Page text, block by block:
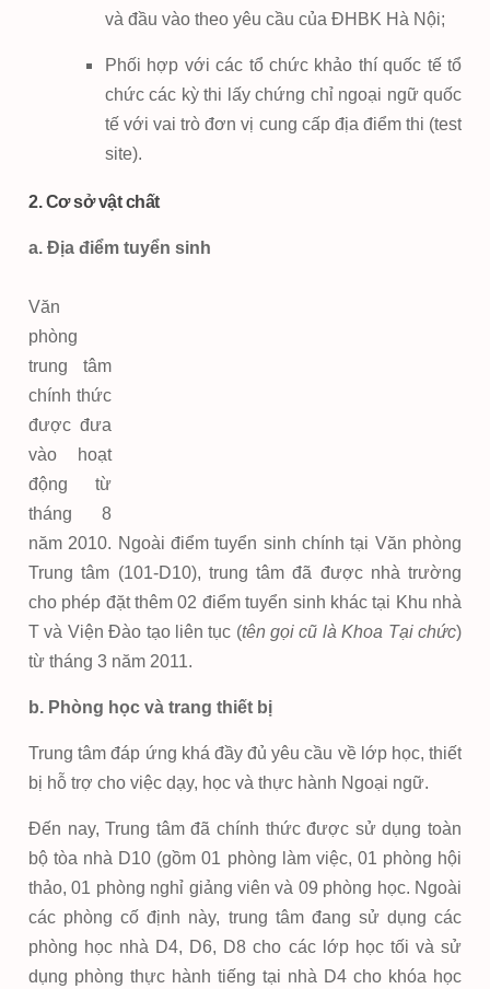
và đầu vào theo yêu cầu của ĐHBK Hà Nội;
Phối hợp với các tổ chức khảo thí quốc tế tổ
chức các kỳ thi lấy chứng chỉ ngoại ngữ quốc
tế với vai trò đơn vị cung cấp địa điểm thi (test
site).
2. Cơ sở vật chất
a. Địa điểm tuyển sinh
Văn
phòng
trung tâm
chính thức
được đưa
vào hoạt
động từ
tháng 8
năm 2010. Ngoài điểm tuyển sinh chính tại Văn phòng
Trung tâm (101-D10), trung tâm đã được nhà trường
cho phép đặt thêm 02 điểm tuyển sinh khác tại Khu nhà
T và Viện Đào tạo liên tục (tên gọi cũ là Khoa Tại chức)
từ tháng 3 năm 2011.
b. Phòng học và trang thiết bị
Trung tâm đáp ứng khá đầy đủ yêu cầu về lớp học, thiết
bị hỗ trợ cho việc dạy, học và thực hành Ngoại ngữ.
Đến nay, Trung tâm đã chính thức được sử dụng toàn
bộ tòa nhà D10 (gồm 01 phòng làm việc, 01 phòng hội
thảo, 01 phòng nghỉ giảng viên và 09 phòng học. Ngoài
các phòng cố định này, trung tâm đang sử dụng các
phòng học nhà D4, D6, D8 cho các lớp học tối và sử
dụng phòng thực hành tiếng tại nhà D4 cho khóa học